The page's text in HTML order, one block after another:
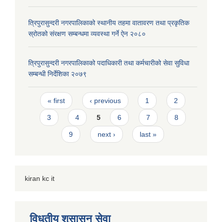
त्रिपुरासुन्दरी नगरपालिकाको स्थानीय तहमा वातावरण तथा प्रकृतिक
स्रोतको संरक्षण सम्बन्धमा व्यवस्था गर्ने ऐन २०८०
त्रिपुरासुन्दरी नगरपालिकाको पदाधिकारी तथा कर्मचारीको सेवा सुविधा
सम्बन्धी निर्देशिका २०७९
Pages
« first ‹ previous 1 2
3 4 5 6 7 8
9 next › last »
kiran kc it
विधुतीय शुसासन सेवा